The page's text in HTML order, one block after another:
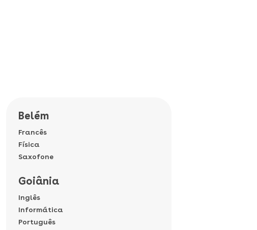
Belém
Francês
Física
Saxofone
Goiânia
Inglês
Informática
Português